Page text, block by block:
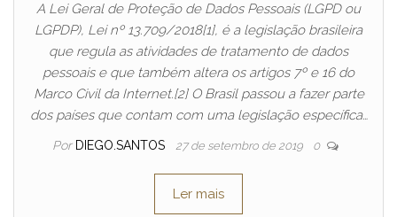
A Lei Geral de Proteção de Dados Pessoais (LGPD ou
LGPDP), Lei nº 13.709/2018[1], é a legislação brasileira
que regula as atividades de tratamento de dados
pessoais e que também altera os artigos 7º e 16 do
Marco Civil da Internet.[2] O Brasil passou a fazer parte
dos países que contam com uma legislação específica…
Por DIEGO.SANTOS 27 de setembro de 2019 0
Ler mais